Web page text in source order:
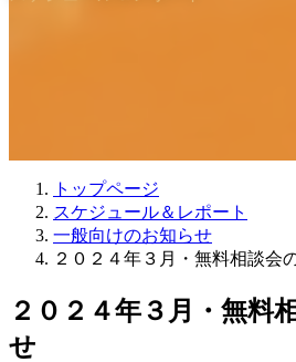
トップページ
スケジュール＆レポート
一般向けのお知らせ
２０２４年３月・無料相談会
２０２４年３月・無料
せ